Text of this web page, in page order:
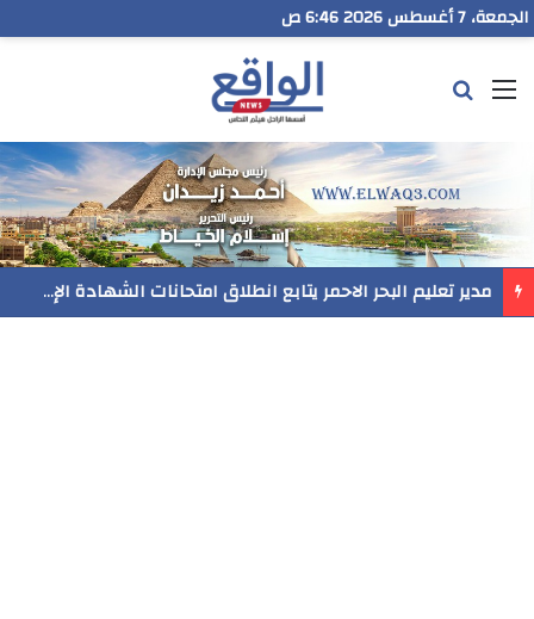
الجمعة، 7 أغسطس 2026 6:46 ص
القائمة
مدير تعليم البحر الاحمر يتابع انطلاق امتحانات الشهادة الإعدادية ويؤكد: الانضباط